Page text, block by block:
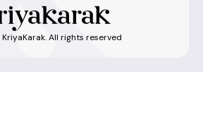
KriyaKarak. All rights reserved